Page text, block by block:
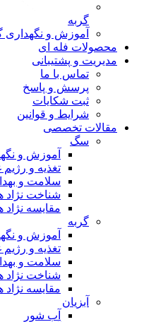
گربه
آموزش و نگهداری
محصولات فله ای
مدیریت و پشتیبانی
تماس با ما
پرسش و پاسخ
ثبت شکایات
شرایط و قوانین
مقالات تخصصی
سگ
آموزش و
تغذیه و
سلامت و
شناخت
مقایسه
گربه
آموزش و
تغذیه و رژیم
سلامت و
شناخت نژاد
مقایسه نژاد
آبزیان
آب شور